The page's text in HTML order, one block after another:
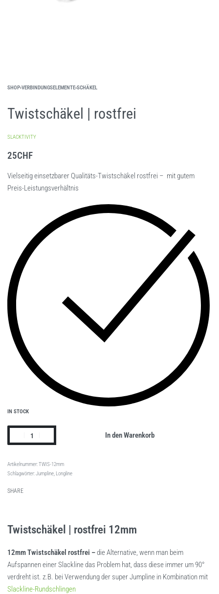
SHOP›VERBINDUNGSELEMENTE›SCHÄKEL
Twistschäkel | rostfrei
SLACKTIVITY
25CHF
Vielseitig einsetzbarer Qualitäts-Twistschäkel rostfrei – mit gutem
Preis-Leistungsverhältnis
IN STOCK
In den Warenkorb
TWIS-12mm
Schlagwörter:Jumpline, Longline
SHARE
Twistschäkel | rostfrei 12mm
12mm Twistschäkel rostfrei –die Alternative, wenn man beim
Aufspannen einer Slackline das Problem hat, dass diese immer um 90°
verdreht ist. z.B. bei Verwendung der super Jumpline in Kombination mit
Slackline-Rundschlingen